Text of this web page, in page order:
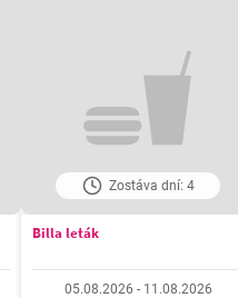
Zostáva dní: 4
Billa leták
05.08.2026 - 11.08.2026